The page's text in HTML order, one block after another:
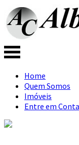
Home
Quem Somos
Imóveis
Entre em